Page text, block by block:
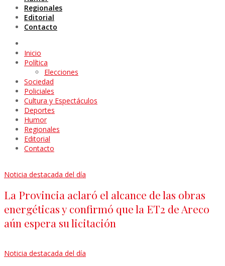
Regionales
Editorial
Contacto
Inicio
Política
Elecciones
Sociedad
Policiales
Cultura y Espectáculos
Deportes
Humor
Regionales
Editorial
Contacto
Noticia destacada del día
La Provincia aclaró el alcance de las obras
energéticas y confirmó que la ET2 de Areco
aún espera su licitación
Noticia destacada del día